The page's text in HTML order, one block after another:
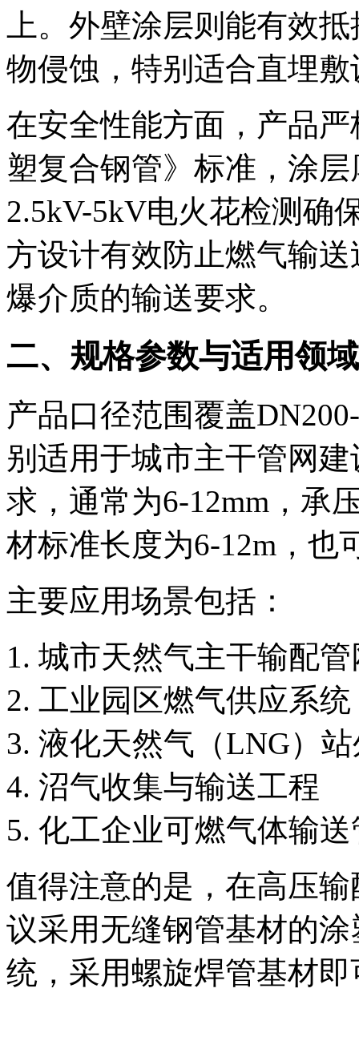
上。外壁涂层则能有效
物侵蚀，特别适合直埋
在安全性能方面，产品严
塑复合钢管》标准，涂
2.5kV-5kV电火花检测确
方设计有效防止燃气输
爆介质的输送要求。
二、规格参数与适用领域
产品口径范围覆盖
别适用于城市主干管网
求，通常为6-12mm，承
材标准长度为6-12m，也
主要应用场景包括：
城市天然气主干输配管
工业园区燃气供应系统
液化天然气（LNG）
沼气收集与输送工程
化工企业可燃气体输送
值得注意的是，在高压
议采用无缝钢管基材的
统，采用螺旋焊管基材